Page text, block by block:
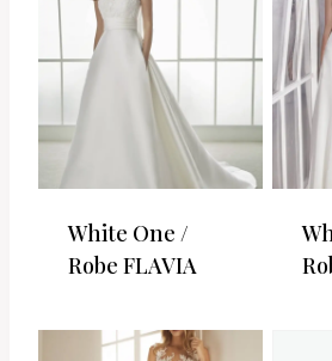
White One /
Robe FLAVIA